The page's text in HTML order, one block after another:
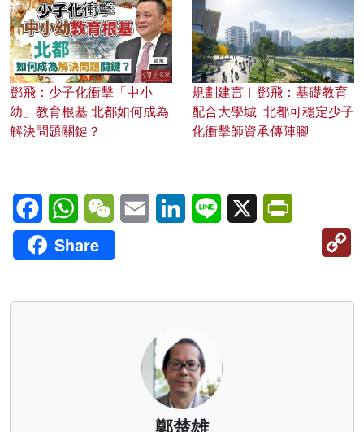
鄧飛：少子化衝擊「中小
幼」教育根基 北都如何成為
解決問題關鍵？
規劃建言︱鄧飛：基礎教育
配合大學城 北都可穩定少子
化衝擊師資承傳陣腳
FacebookWhatsAppWeChatEmail LinkedInLine X
Share
鄭楚雄